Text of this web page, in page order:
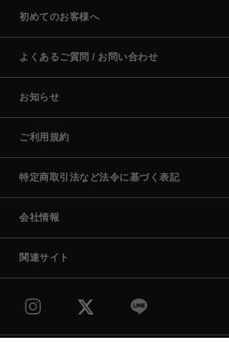
初めてのお客様へ
よくあるご質問 / お問い合わせ
お知らせ
ご利用規約
特定商取引法など法令に基づく表記
会社情報
関連サイト